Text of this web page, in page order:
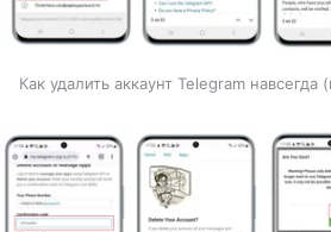
Как удалить аккаунт Telegram навсегда